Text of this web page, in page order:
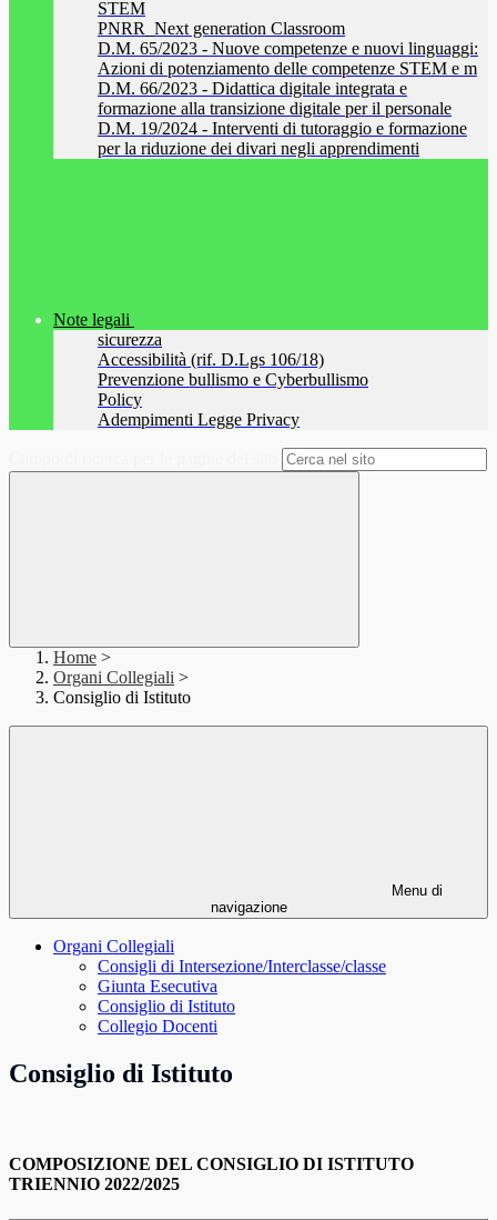
STEM
PNRR_Next generation Classroom
D.M. 65/2023 - Nuove competenze e nuovi linguaggi:
Azioni di potenziamento delle competenze STEM e m
D.M. 66/2023 - Didattica digitale integrata e
formazione alla transizione digitale per il personale
D.M. 19/2024 - Interventi di tutoraggio e formazione
per la riduzione dei divari negli apprendimenti
Note legali
sicurezza
Accessibilità (rif. D.Lgs 106/18)
Prevenzione bullismo e Cyberbullismo
Policy
Adempimenti Legge Privacy
Home >
Organi Collegiali >
Consiglio di Istituto
Menu di
navigazione
Organi Collegiali
Consigli di Intersezione/Interclasse/classe
Giunta Esecutiva
Consiglio di Istituto
Collegio Docenti
Consiglio di Istituto
COMPOSIZIONE DEL CONSIGLIO DI ISTITUTO
TRIENNIO 2022/2025